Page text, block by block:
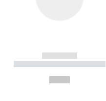
------------
----------- ----------- --------